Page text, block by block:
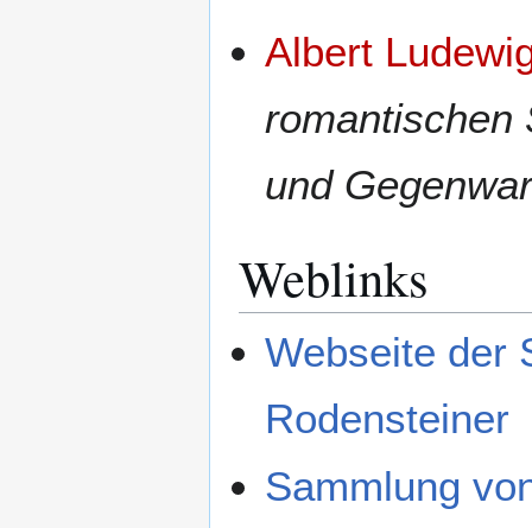
Albert
romantischen
und
Weblinks
Webseite der
Rodensteiner
Sammlung